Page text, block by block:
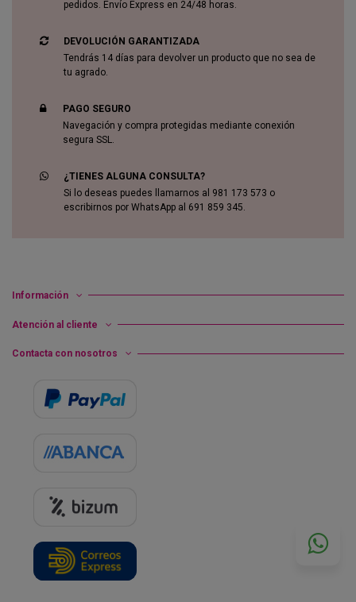
pedidos. Envío Express en 24/48 horas.
DEVOLUCIÓN GARANTIZADA
Tendrás 14 días para devolver un producto que no sea de
tu agrado.
PAGO SEGURO
Navegación y compra protegidas mediante conexión
segura SSL.
¿TIENES ALGUNA CONSULTA?
Si lo deseas puedes llamarnos al 981 173 573 o
escribirnos por WhatsApp al 691 859 345.
Información
Atención al cliente
Contacta con nosotros